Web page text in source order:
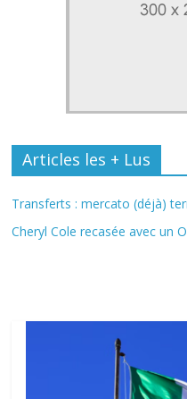
Articles les + Lus
Transferts : mercato (déjà)
Cheryl Cole recasée avec un